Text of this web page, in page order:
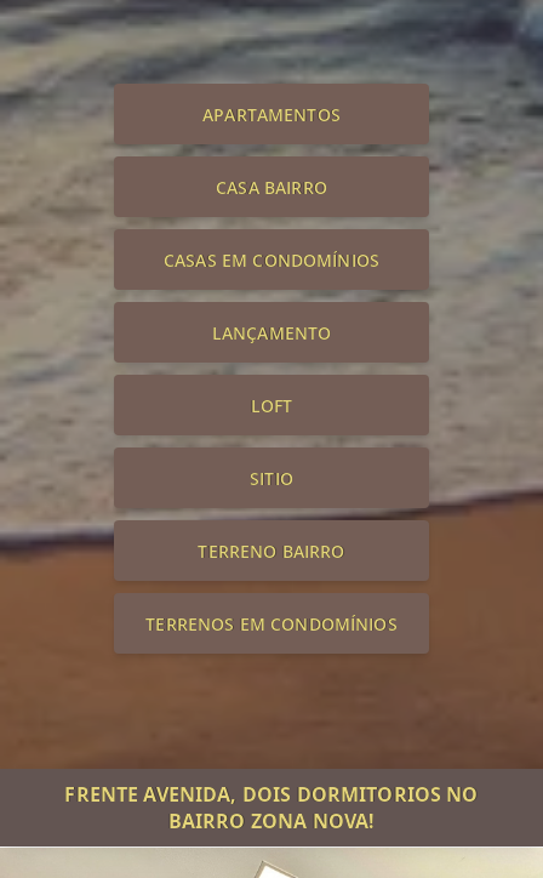
APARTAMENTOS
CASA BAIRRO
CASAS EM CONDOMÍNIOS
LANÇAMENTO
LOFT
SITIO
TERRENO BAIRRO
TERRENOS EM CONDOMÍNIOS
FRENTE AVENIDA, DOIS DORMITORIOS NO
BAIRRO ZONA NOVA!